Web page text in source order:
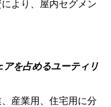
より、屋内セグメン
を占めるユーティリ
産業用、住宅用に分